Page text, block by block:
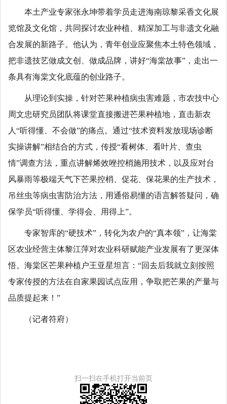
本土产业专家张永坤带着学员走进海南琼黎采香文化展
览馆及文化馆，共同探讨农业种植、精深加工与非遗文化融
合发展的新路子。他认为，青年创业应聚焦本土特色领域，
把非遗技艺做成文创、做成品牌，讲好“海棠故事”，走出一
条具有海棠文化底蕴的创业路子。
从理论到实操，针对芒果种植病虫害难题，市农技中心
周文忠研究员团队将课堂直接搬进芒果种植地，直击新农
人“听得懂、不会做”的痛点。通过“技术资料发放现场诊断
实操讲解”相结合的方式，传授“看树体、看叶片、查虫
情”调查方法，重点讲解烯效唑控梢施用技术，以及应对台
风暴雨等极端天气下芒果控梢、促花、保花果的生产技术，
吊丝虫等病虫害防治方法，用通俗易懂的语言解答疑问，确
保学员“听得懂、学得会、用得上”。
专家智库的“硬技术”，转化为农户的“真本领”，让海棠
区农业经营主体黎江萍对农业科研赋能产业发展有了更深体
悟。海棠区芒果种植户王亚星坦言：“回去后我就立刻按照
专家传授的方法在自家果园试点应用，争取把芒果的产量与
品质提起来！”
（记者符府）
扫一扫在手机打开当前页